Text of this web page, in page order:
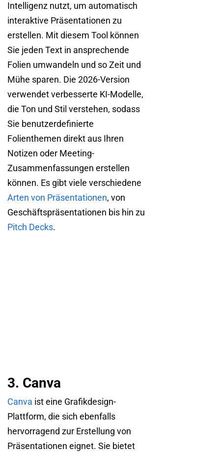
Intelligenz nutzt, um automatisch
interaktive Präsentationen zu
erstellen. Mit diesem Tool können
Sie jeden Text in ansprechende
Folien umwandeln und so Zeit und
Mühe sparen. Die 2026-Version
verwendet verbesserte KI-Modelle,
die Ton und Stil verstehen, sodass
Sie benutzerdefinierte
Folienthemen direkt aus Ihren
Notizen oder Meeting-
Zusammenfassungen erstellen
können. Es gibt viele verschiedene
Arten von Präsentationen, von
Geschäftspräsentationen bis hin zu
Pitch Decks.
3. Canva
Canva ist eine Grafikdesign-
Plattform, die sich ebenfalls
hervorragend zur Erstellung von
Präsentationen eignet. Sie bietet